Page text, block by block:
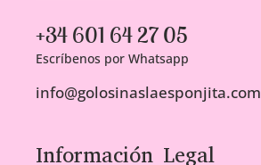
+34 601 64 27 05
Escríbenos por Whatsapp
info@golosinaslaesponjita.com
Información Legal